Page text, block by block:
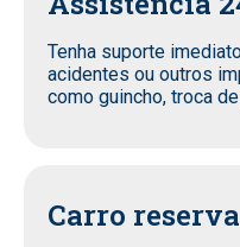
Tenha suporte
acidentes ou outros
como guincho, troca
Carro reserva